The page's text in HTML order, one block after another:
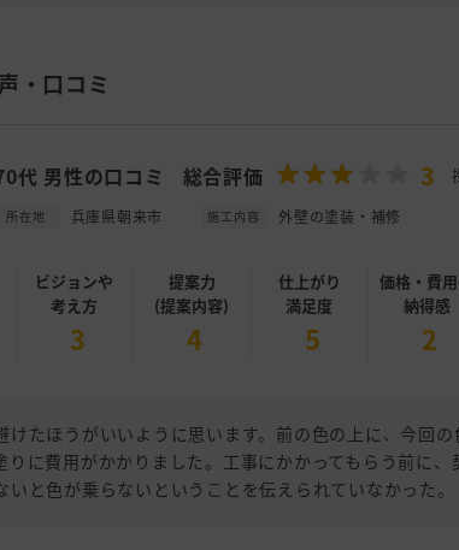
・口コミ
代 男性の口コミ 総合評価 3
所在地 兵庫県朝来市 施工内容 外壁の塗装・補修
ビジョンや
考え方
3
提案力
(提案内容)
4
仕上がり
満足度
5
価格・費
納得感
2
けたほうがいいように思います。前の色の上に、今回
りに費用がかかりました。工事にかかってもらう前に、
いと色が乗らないということを伝えられていなかった。